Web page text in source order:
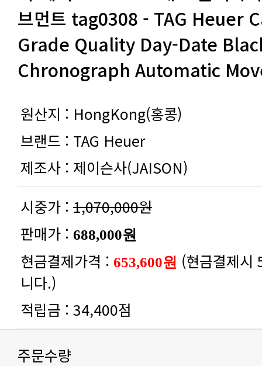
Chronograph Automatic
원산지 : HongKong(홍콩)
브랜드 : TAG Heuer
제조사 : 제이슨사(JAISON)
시중가 : 1,070,000원
판매가 : 688,000원
현금결제가격 : 653,600원
니다.)
적립금 : 34,400점
주문수량